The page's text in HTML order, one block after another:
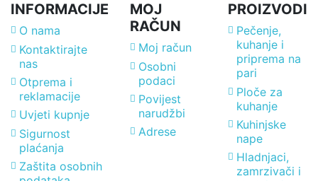
INFORMACIJE
O nama
Kontaktirajte
nas
Otprema i
reklamacije
Uvjeti kupnje
Sigurnost
plaćanja
Zaštita osobnih
MOJ
RAČUN
Moj račun
Osobni
podaci
Povijest
narudžbi
Adrese
PROIZVODI
Pečenje,
kuhanje i
priprema na
pari
Ploče za
kuhanje
Kuhinjske
nape
Hladnjaci,
zamrzivači i